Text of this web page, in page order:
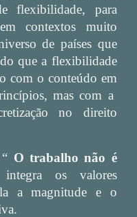
flexibilidade, para
contextos muito
de países que
que a flexibilidade
com o conteúdo em
mas com a
no direito
O trabalho não é
os valores
a magnitude e o